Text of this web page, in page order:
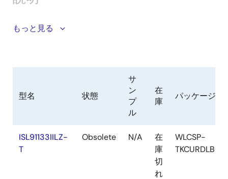
ISL91133は、バッテリ駆動アプリケーション向けの昇圧
電源ソリューションを提供します。VIN= 2.5Vおよび
= 3.3Vから最大2.3Aの出力電流を供給できます。
無負荷時の消費電流は昇圧モードでわずか108μA、強制
バイパスモードで45μAで、スタンバイ時の消費を大幅
ISL91133はバイパス・モード動作で、出力は38mΩの
MOSFETを介して入力に直接接続されるため、ドロップ
アウト電圧を大幅に低く抑えることができます。 バイ
パスモードは、外部コマンドまたは自動バイパスによ
もっと見る
型名 状態
サ
ン
プ
ル
在
庫
パッケージ
ISL91133IILZ-
T
Obsolete N/A
在
庫
切
れ
WLCSP-
TKCURDLBC